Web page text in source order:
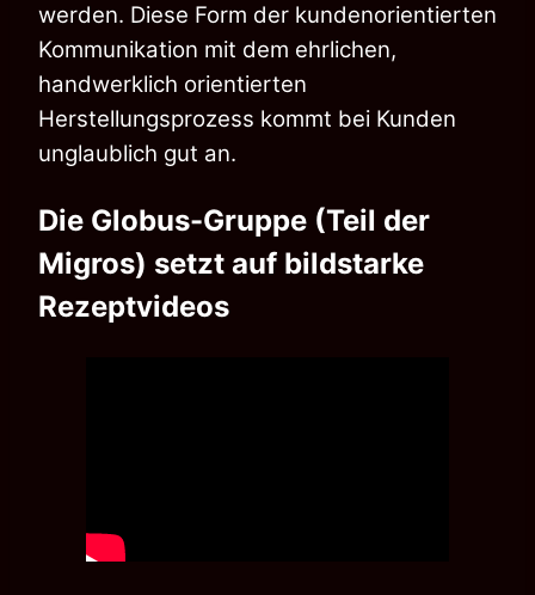
werden. Diese Form der kundenorientierten
Kommunikation mit dem ehrlichen,
handwerklich orientierten
Herstellungsprozess kommt bei Kunden
unglaublich gut an.
Die Globus-Gruppe (Teil der
Migros) setzt auf bildstarke
Rezeptvideos